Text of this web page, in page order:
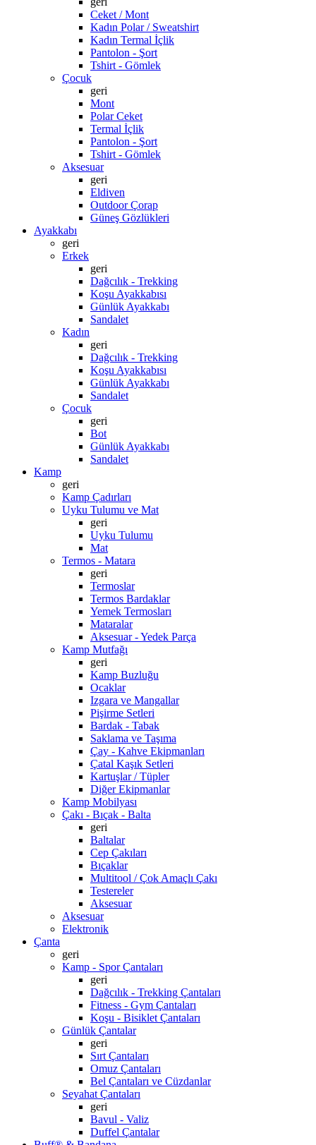
Ceket / Mont
Kadın Polar / Sweatshirt
Kadın Termal İçlik
Pantolon - Şort
Tshirt - Gömlek
Çocuk
geri
Mont
Polar Ceket
Termal İçlik
Pantolon - Şort
Tshirt - Gömlek
Aksesuar
geri
Eldiven
Outdoor Çorap
Güneş Gözlükleri
Ayakkabı
geri
Erkek
geri
Dağcılık - Trekking
Koşu Ayakkabısı
Günlük Ayakkabı
Sandalet
Kadın
geri
Dağcılık - Trekking
Koşu Ayakkabısı
Günlük Ayakkabı
Sandalet
Çocuk
geri
Bot
Günlük Ayakkabı
Sandalet
Kamp
geri
Kamp Çadırları
Uyku Tulumu ve Mat
geri
Uyku Tulumu
Mat
Termos - Matara
geri
Termoslar
Termos Bardaklar
Yemek Termosları
Mataralar
Aksesuar - Yedek Parça
Kamp Mutfağı
geri
Kamp Buzluğu
Ocaklar
Izgara ve Mangallar
Pişirme Setleri
Bardak - Tabak
Saklama ve Taşıma
Çay - Kahve Ekipmanları
Çatal Kaşık Setleri
Kartuşlar / Tüpler
Diğer Ekipmanlar
Kamp Mobilyası
Çakı - Bıçak - Balta
geri
Baltalar
Cep Çakıları
Bıçaklar
Multitool / Çok Amaçlı Çakı
Testereler
Aksesuar
Aksesuar
Elektronik
Çanta
geri
Kamp - Spor Çantaları
geri
Dağcılık - Trekking Çantaları
Fitness - Gym Çantaları
Koşu - Bisiklet Çantaları
Günlük Çantalar
geri
Sırt Çantaları
Omuz Çantaları
Bel Çantaları ve Cüzdanlar
Seyahat Çantaları
geri
Bavul - Valiz
Duffel Çantalar